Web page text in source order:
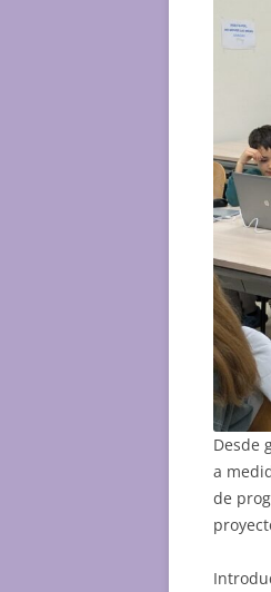
Desde
a
de